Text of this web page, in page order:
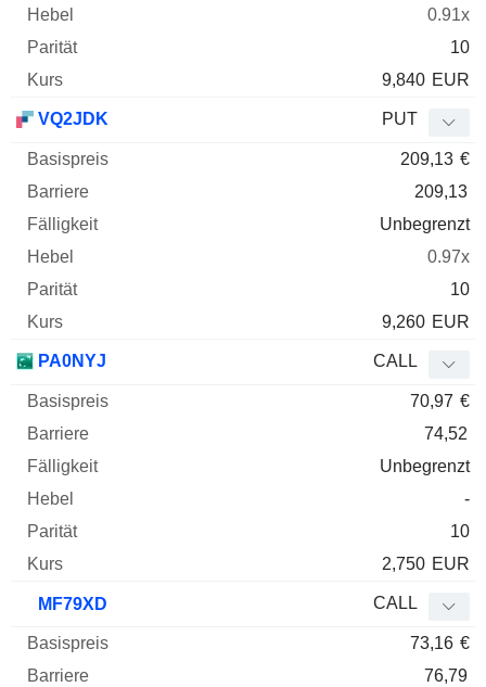
0.91x
10
9,840 EUR
VQ2JDK PUT
209,13 €
209,13
Unbegrenzt
0.97x
10
9,260 EUR
PA0NYJ CALL
70,97 €
74,52
Unbegrenzt
-
10
2,750 EUR
MF79XD CALL
73,16 €
76,79